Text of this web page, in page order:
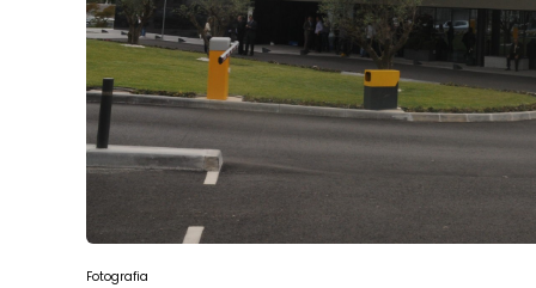
Fotografia